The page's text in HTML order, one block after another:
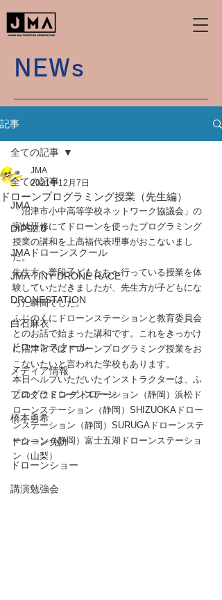
NEWs
記事
全ての記事
JMA
DIPS2.0
JMAドローンスクール
JMA TINY DRONE RACE
DRONESTATION
白石麻衣
ドローンスクール
メディア情報
プログラミングドローン
橋本勇希
ドローン免許
ドローンショー
講演勉強会
全ての記事
ドローンプログラミング授業（先生編）
JMA
2021年12月7日
「沼津市小中高等学校ネットワーク協議会」の
実技研修にてドローンを使ったプログラミング
授業の講和を上高福代表理事がおこないまし
た。
先生方へ普段子どもたちへ行っている授業を体
験していただきましたが、先生方が子どもにな
った瞬間でした。
ふじのくにドローンステーションと教育委員会
とのお話で始まった講和です。これをきっかけ
に沼津市ではドローンプログラミング授業をお
こないたいと言われた学校もあります。
本日ヘルプいただいたインストラクターは、ふ
じのくにドローンステーション（静岡）浜松ド
ローンステーション（静岡）SHIZUOKAドロー
ンステーション（静岡）SURUGAドローンステ
ーション（静岡）富士五湖ドローンステーショ
ン（山梨）